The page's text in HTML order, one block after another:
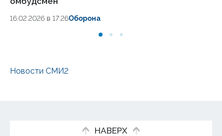
16.02.2026 в 17:26Оборона
Новости СМИ2
НАВЕРХ